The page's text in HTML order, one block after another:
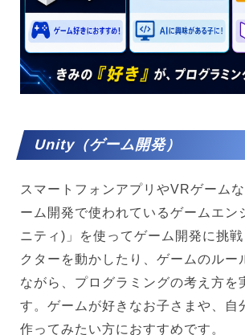
Unity（ゲーム開発）
スマートフォンアプリやVRゲーム
ーム開発で使われているゲームエン
ニティ)」を使ってゲーム開発に挑
クターを動かしたり、ゲームのルー
ながら、プログラミングの考え方を
す。ゲームが好きなお子さまや、自
作ってみたい方におすすめです。